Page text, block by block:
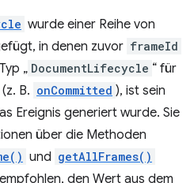
wurde einer Reihe von
in denen zuvor frameId
„ DocumentLifecycle “ für
B. onCommitted ), ist sein
Ereignis generiert wurde. Sie
über die Methoden
und getAllFrames()
den Wert aus dem